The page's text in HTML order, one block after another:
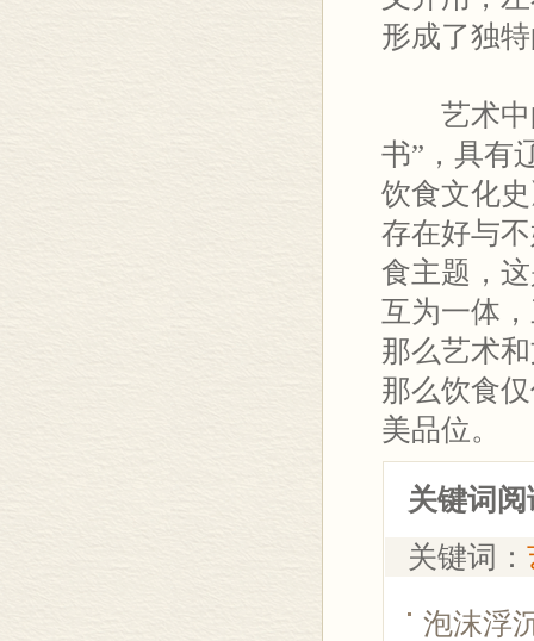
形成了独
艺术中的
书”，具有
饮食文化
存在好与
食主题，
互为一体
那么艺术
那么饮食
美品位。
关键词阅
关键词：
泡沫浮